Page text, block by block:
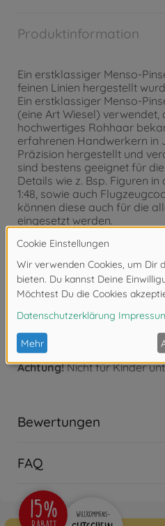
Produktinformation
Ein erstklassiger Menso-
feinen Linien hergestellt
Ein erstklassiger Menso-
(eine Art Wiesel) verwendet,
hochwertiges Rohhaar
erfahrenen Handwerkern in
Präzision hergestellt und
sind bestens geeignet für
Details wie z. Bsp. Figuren
1:48, sowie auch
können diese auch für die
eingesetzt werden.
Zur Pflege von Pinsel mit
300087181 Pflegemittel für
Hochwertiger Menso-Pinsel,
wertige Naturborsten, Extra
Grifflänge 130mm.
Achtung!Nicht für Kinder
Bewertungen
FAQ